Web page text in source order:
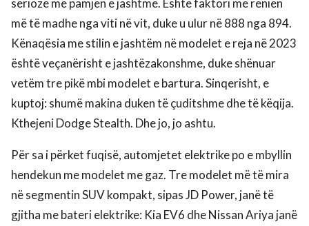
më të madhe nga viti në vit, duke u ulur në 888 nga 894.
Kënaqësia me stilin e jashtëm në modelet e reja në 2023
është veçanërisht e jashtëzakonshme, duke shënuar
vetëm tre pikë mbi modelet e bartura. Sinqerisht, e
kuptoj: shumë makina duken të çuditshme dhe të këqija.
Kthejeni Dodge Stealth. Dhe jo, jo ashtu.
Për sa i përket fuqisë, automjetet elektrike po e mbyllin
hendekun me modelet me gaz. Tre modelet më të mira
në segmentin SUV kompakt, sipas JD Power, janë të
gjitha me bateri elektrike: Kia EV6 dhe Nissan Ariya janë